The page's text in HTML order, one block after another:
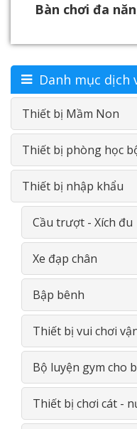
Bàn chơi đa
Danh mục dịch
Thiết bị Mầm Non
Bàn-Ghế mầm non
Đồ chơi nhựa theo
Phản Gỗ- Giường
Đồ chơi thông minh
Giá- Kệ- Tủ- GỖ
Thiết bị phòng học
Phòng học ngoại
Phòng học bộ môn
Phòng học bộ môn
Phòng học đa năng
Thiết bị Tiểu học
Thiết bị THCS
Thiết bị THPT
Thiết bị nhập khẩu
Cầu trượt - Xích đu
Xe đạp chân
Bập bênh
Thiết bị vui chơi
Bộ luyện gym cho
Thiết bị chơi cát -